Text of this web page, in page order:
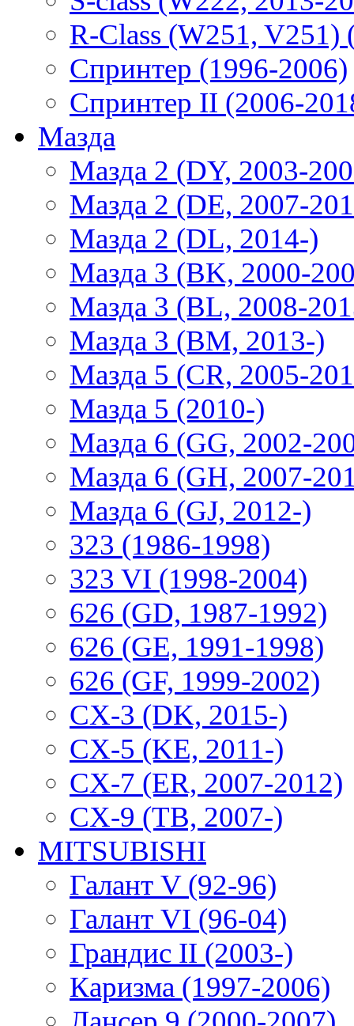
R-Class (W251, V251)
Спринтер (1996-2006)
Спринтер II (2006-
Мазда
Мазда 2 (DY, 2003-
Мазда 2 (DE, 2007-
Мазда 2 (DL, 2014-)
Мазда 3 (BK, 2000-
Мазда 3 (BL, 2008-
Мазда 3 (BM, 2013-)
Мазда 5 (CR, 2005-
Мазда 5 (2010-)
Мазда 6 (GG, 2002-
Мазда 6 (GH, 2007-
Мазда 6 (GJ, 2012-)
323 (1986-1998)
323 VI (1998-2004)
626 (GD, 1987-1992)
626 (GE, 1991-1998)
626 (GF, 1999-2002)
CX-3 (DK, 2015-)
CX-5 (KE, 2011-)
CX-7 (ER, 2007-2012)
CX-9 (TB, 2007-)
MITSUBISHI
Галант V (92-96)
Галант VI (96-04)
Грандис II (2003-)
Каризма (1997-2006)